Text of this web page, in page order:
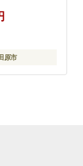
フルーツ オ
柑橘 贈答
用 神奈
市】
原市